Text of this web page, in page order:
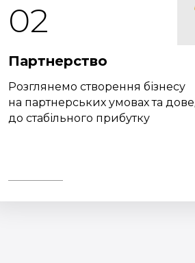
Партнерство
02
Розглянемо створення бізнесу
на партнерських умовах та
до стабільного прибутку